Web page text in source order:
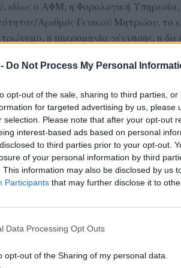
Do Not Process My Personal
opt-out of the sale, sharing to third parties,
for targeted advertising by us, please
selection. Please note that after your opt-out
interest-based ads based on personal
to third parties prior to your opt-out.
of your personal information by third
This information may also be disclosed by us
Participants that may further disclose it to
Data Processing Opt Outs
opt-out of the Sharing of my personal data.
ιδίως ο ΑΦΜ, η Φορολογική
Αριθμός Γενικού Μητρώου, το
η ημερομηνία γέννησης, η
και η διεύθυνση ηλεκτρονικού
τηρούνται στο φορολογικό μητρώο
αντλούνται από το Εθνικό Μητρώο
ανακρίβειας αυτών, απαιτείται,
των ανακριβών στοιχείων από
και οικογενειακά, καθώς και η
ίσχυαν κατά το έτος που αφορά η
Επίσης, για την άντληση των
διαλειτουργεί με το φορολογικό
ΔΙΑΦΗΜΙΣΗ